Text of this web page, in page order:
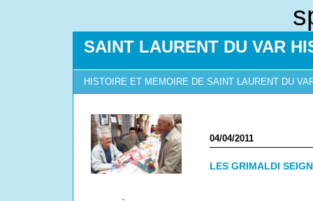
SAINT LAURENT DU VAR
HISTOIRE ET MEMOIRE DE SAINT LAURENT DU
04/04/2011
LES GRIMALDI